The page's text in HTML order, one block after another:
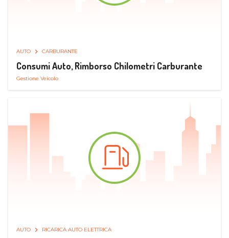
AUTO CARBURANTE
Consumi Auto, Rimborso Chilometri Carburante
Gestione Veicolo
AUTO RICARICA AUTO ELETTRICA